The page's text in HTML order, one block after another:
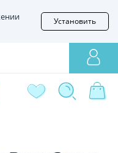
Установить